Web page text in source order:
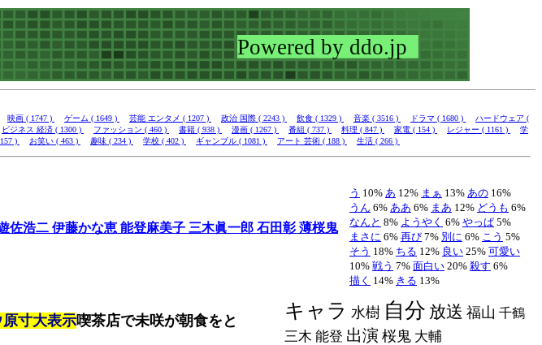
映画 ( 1747 ) ゲーム ( 1649 ) 芸能 エンタメ ( 1207 ) 政治 国際 ( 2243 ) 飲食 ( 1329 ) 音楽 ( 3516 ) ドラマ ( 1680 )
ハードウェア (
ビジネス 経済 ( 1300 ) ファッション ( 460 ) 書籍 ( 938 ) 漫画 ( 1267 ) 番組 ( 737 ) 料理 ( 847 ) 家電 ( 154 ) レジャー ( 1161 )
学
) お笑い ( 463 ) 趣味 ( 234 ) 学校 ( 402 ) ギャンブル ( 1081 ) アート 芸術 ( 188 ) 生活 ( 266 )
佐浩二 伊藤かな恵 能登麻美子 三木眞一郎 石田彰薄桜鬼
う 10% あ 12% まぁ 13% あの 16%
うん 6% ああ 6% まあ 12% どうも 6%
なんと 8% ようやく 6% やっぱ 5%
まさに 6% 再び 7% 別に 6% こう 5%
そう 18% ちる 12% 良い 25% 可愛い
10% 戦う 7% 面白い 20% 殺す 6%
描く 14% きる 13%
寸大表示喫茶店で未咲が朝食をと キャラ 水樹 自分 放送 福山 千鶴
三木 能登 出演 桜鬼 大輔